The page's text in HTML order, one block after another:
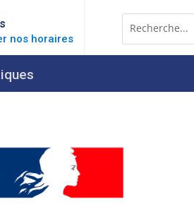
for...
nos horaires